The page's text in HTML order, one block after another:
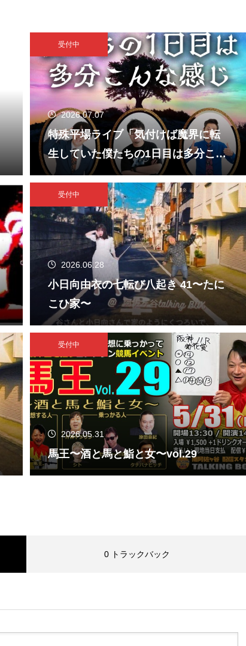
受付中
2026.07.07
特殊平場ライブ「気付けば魔界に転
生していた僕たちの1日目は多分こん
な感じ」
受付中
2026.06.28
小日向由衣の七転び八起き 41〜たに
こひ家〜
受付中
2026.05.31
馬王〜酒と馬と鮨と女〜vol.29
0 トラックバック